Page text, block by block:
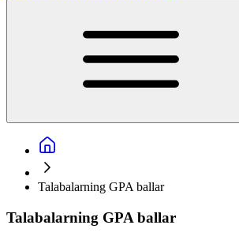
Talabalarning GPA ballar
Talabalarning GPA ballar